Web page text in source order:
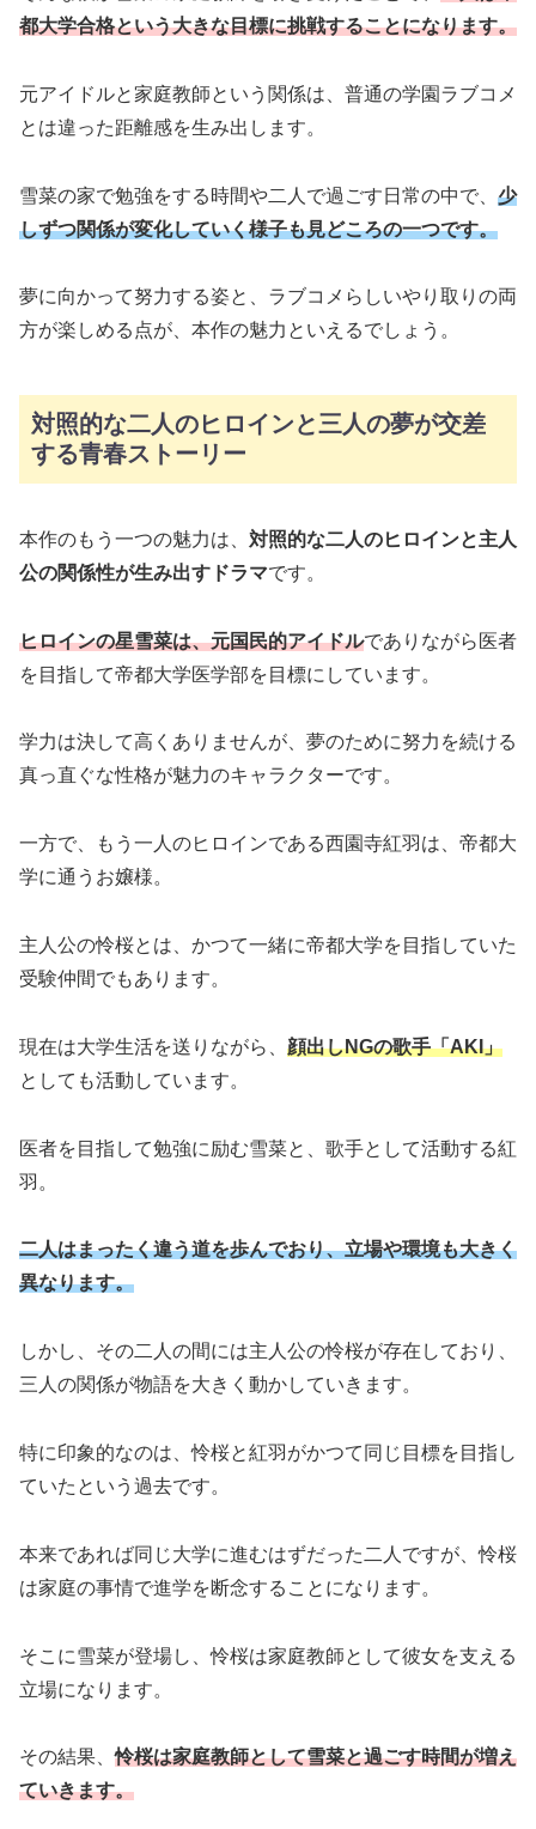
都大学合格という大きな目標に挑戦することになります。
元アイドルと家庭教師という関係は、普通の学園ラブコメ
とは違った距離感を生み出します。
雪菜の家で勉強をする時間や二人で過ごす日常の中で、 少
しずつ関係が変化していく様子も見どころの一つです。
夢に向かって努力する姿と、ラブコメらしいやり取りの両
方が楽しめる点が、本作の魅力といえるでしょう。
対照的な二人のヒロインと三人の夢が交差
する青春ストーリー
本作のもう一つの魅力は、 対照的な二人のヒロインと主人
公の関係性が生み出すドラマです。
ヒロインの星雪菜は、元国民的アイドルでありながら医者
を目指して帝都大学医学部を目標にしています。
学力は決して高くありませんが、夢のために努力を続ける
真っ直ぐな性格が魅力のキャラクターです。
一方で、もう一人のヒロインである西園寺紅羽は、帝都大
学に通うお嬢様。
主人公の怜桜とは、かつて一緒に帝都大学を目指していた
受験仲間でもあります。
現在は大学生活を送りながら、 顔出しNGの歌手「AKI」
としても活動しています。
医者を目指して勉強に励む雪菜と、歌手として活動する紅
羽。
二人はまったく違う道を歩んでおり、立場や環境も大きく
異なります。
しかし、その二人の間には主人公の怜桜が存在しており、
三人の関係が物語を大きく動かしていきます。
特に印象的なのは、怜桜と紅羽がかつて同じ目標を目指し
ていたという過去です。
本来であれば同じ大学に進むはずだった二人ですが、怜桜
は家庭の事情で進学を断念することになります。
そこに雪菜が登場し、怜桜は家庭教師として彼女を支える
立場になります。
その結果、怜桜は家庭教師として雪菜と過ごす時間が増え
ていきます。